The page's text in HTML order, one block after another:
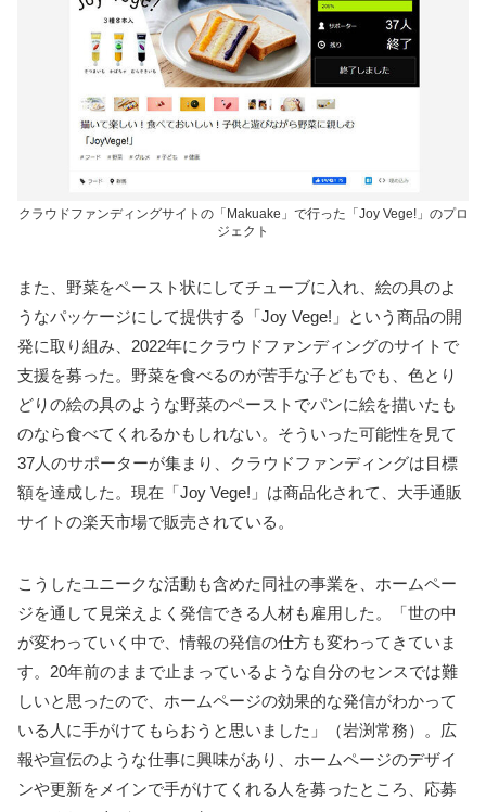
クラウドファンディングサイトの「Makuake」で行った「Joy Vege!」のプロ
ジェクト
また、野菜をペースト状にしてチューブに入れ、絵の具のよ
うなパッケージにして提供する「Joy Vege!」という商品の開
発に取り組み、2022年にクラウドファンディングのサイトで
支援を募った。野菜を食べるのが苦手な子どもでも、色とり
どりの絵の具のような野菜のペーストでパンに絵を描いたも
のなら食べてくれるかもしれない。そういった可能性を見て
37人のサポーターが集まり、クラウドファンディングは目標
額を達成した。現在「Joy Vege!」は商品化されて、大手通販
サイトの楽天市場で販売されている。
こうしたユニークな活動も含めた同社の事業を、ホームペー
ジを通して見栄えよく発信できる人材も雇用した。「世の中
が変わっていく中で、情報の発信の仕方も変わってきていま
す。20年前のままで止まっているような自分のセンスでは難
しいと思ったので、ホームページの効果的な発信がわかって
いる人に手がけてもらおうと思いました」（岩渕常務）。広
報や宣伝のような仕事に興味があり、ホームページのデザイ
ンや更新をメインで手がけてくれる人を募ったところ、応募